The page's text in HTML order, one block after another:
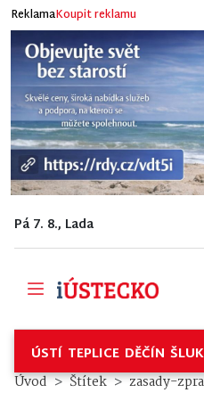
ReklamaKoupit reklamu
Pá 7. 8., Lada
ÚSTÍ TEPLICE DĚČÍN
Úvod Štítek zasady-